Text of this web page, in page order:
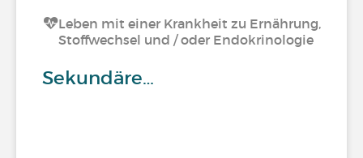
Leben mit einer Krankheit zu Ernährung,
Stoffwechsel und / oder Endokrinologie
Sekundäre…